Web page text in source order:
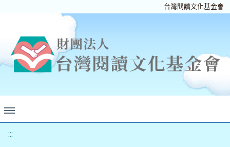
台灣閱讀文化基金會
:::